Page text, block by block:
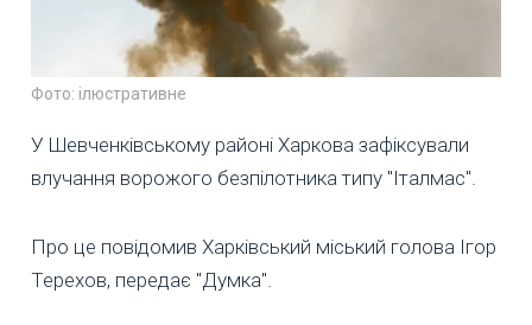
Фото: ілюстративне
У Шевченківському районі Харкова зафіксували
влучання ворожого безпілотника типу "Італмас".
Про це повідомив Харківський міський голова Ігор
Терехов, передає "Думка".